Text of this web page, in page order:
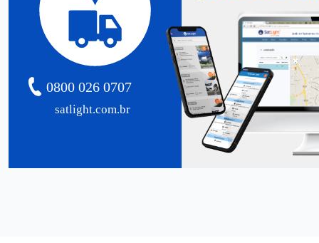
satlight.com.br
0800 026 0707